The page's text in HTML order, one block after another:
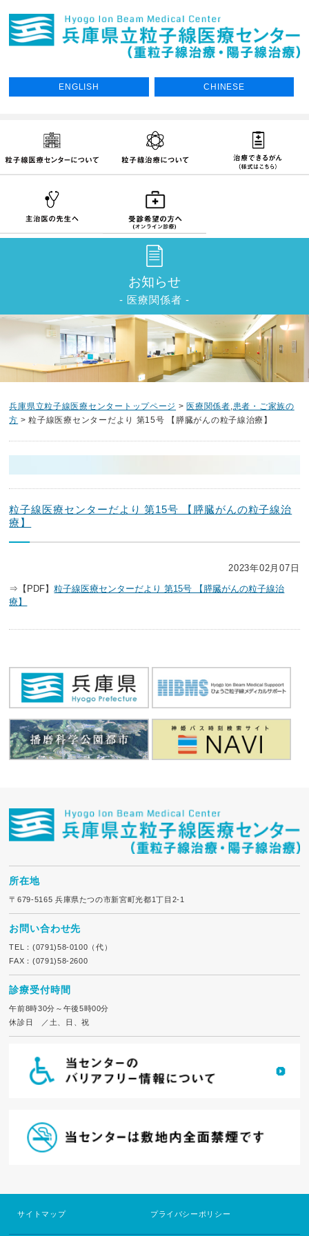
CHINESE
ENGLISH
お知らせ
- 医療関係者 -
兵庫県立粒子線医療センタートップページ > 医療関係者,患者・ご家族の
方 > 粒子線医療センターだより 第15号 【膵臓がんの粒子線治療】
粒子線医療センターだより 第15号 【膵臓がんの粒子線治
療】
2023年02月07日
⇒【PDF】粒子線医療センターだより 第15号 【膵臓がんの粒子線治
療】
所在地
〒679-5165 兵庫県たつの市新宮町光都1丁目2-1
お問い合わせ先
TEL：(0791)58-0100（代）
FAX：(0791)58-2600
診療受付時間
午前8時30分～午後5時00分
休診日 ／土、日、祝
サイトマップ プライバシーポリシー